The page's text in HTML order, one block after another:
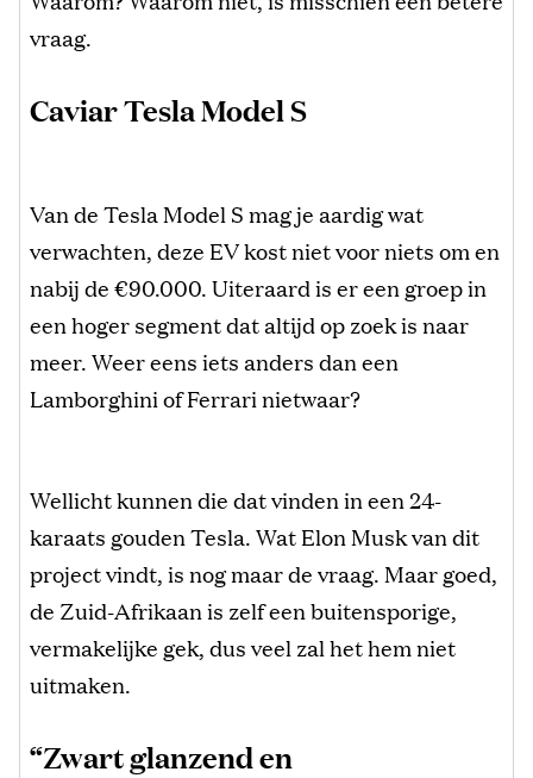
vraag.
Caviar Tesla Model S
Van de Tesla Model S mag je aardig wat
verwachten, deze EV kost niet voor niets om en
nabij de €90.000. Uiteraard is er een groep in
een hoger segment dat altijd op zoek is naar
meer. Weer eens iets anders dan een
Lamborghini of Ferrari nietwaar?
Wellicht kunnen die dat vinden in een 24-
karaats gouden Tesla. Wat Elon Musk van dit
project vindt, is nog maar de vraag. Maar goed,
de Zuid-Afrikaan is zelf een buitensporige,
vermakelijke gek, dus veel zal het hem niet
uitmaken.
“Zwart glanzend en